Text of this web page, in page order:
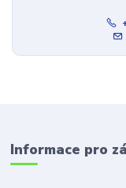
Informace pro